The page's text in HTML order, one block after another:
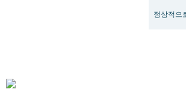
정상적으